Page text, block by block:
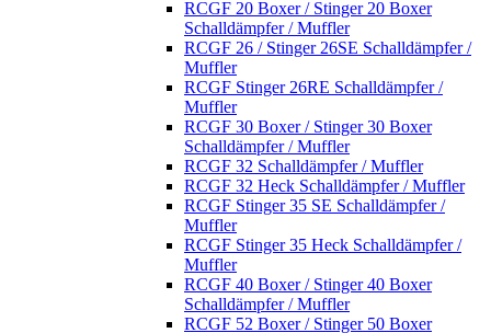
RCGF 20 Boxer / Stinger 20 Boxer
Schalldämpfer / Muffler
RCGF 26 / Stinger 26SE Schalldämpfer /
Muffler
RCGF Stinger 26RE Schalldämpfer /
Muffler
RCGF 30 Boxer / Stinger 30 Boxer
Schalldämpfer / Muffler
RCGF 32 Schalldämpfer / Muffler
RCGF 32 Heck Schalldämpfer / Muffler
RCGF Stinger 35 SE Schalldämpfer /
Muffler
RCGF Stinger 35 Heck Schalldämpfer /
Muffler
RCGF 40 Boxer / Stinger 40 Boxer
Schalldämpfer / Muffler
RCGF 52 Boxer / Stinger 50 Boxer